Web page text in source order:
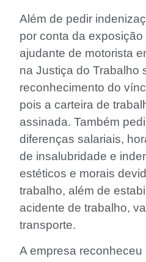
Além de pedir
por conta da
ajudante de motorista
na Justiça do Trabalho
reconhecimento do
pois a carteira de
assinada. Também
diferenças salariais,
de insalubridade e
estéticos e morais
trabalho, além de
acidente de trabalho,
transporte.
A empresa reconheceu